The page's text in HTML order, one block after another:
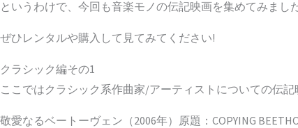
というわけで、今回も音楽モノの伝記映画を集めてみまし
ぜひレンタルや購入して見てみてください!
クラシック編その1
ここではクラシック系作曲家/アーティストについての伝
敬愛なるベートーヴェン（2006年）原題：COPYING